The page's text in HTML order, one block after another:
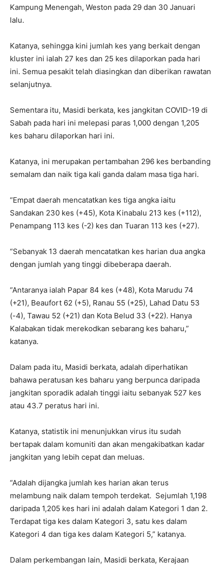
Kampung Menengah, Weston pada 29 dan 30 Januari
lalu.
Katanya, sehingga kini jumlah kes yang berkait dengan
kluster ini ialah 27 kes dan 25 kes dilaporkan pada hari
ini. Semua pesakit telah diasingkan dan diberikan rawatan
selanjutnya.
Sementara itu, Masidi berkata, kes jangkitan COVID-19 di
Sabah pada hari ini melepasi paras 1,000 dengan 1,205
kes baharu dilaporkan hari ini.
Katanya, ini merupakan pertambahan 296 kes berbanding
semalam dan naik tiga kali ganda dalam masa tiga hari.
“Empat daerah mencatatkan kes tiga angka iaitu
Sandakan 230 kes (+45), Kota Kinabalu 213 kes (+112),
Penampang 113 kes (-2) kes dan Tuaran 113 kes (+27).
“Sebanyak 13 daerah mencatatkan kes harian dua angka
dengan jumlah yang tinggi dibeberapa daerah.
“Antaranya ialah Papar 84 kes (+48), Kota Marudu 74
(+21), Beaufort 62 (+5), Ranau 55 (+25), Lahad Datu 53
(-4), Tawau 52 (+21) dan Kota Belud 33 (+22). Hanya
Kalabakan tidak merekodkan sebarang kes baharu,”
katanya.
Dalam pada itu, Masidi berkata, adalah diperhatikan
bahawa peratusan kes baharu yang berpunca daripada
jangkitan sporadik adalah tinggi iaitu sebanyak 527 kes
atau 43.7 peratus hari ini.
Katanya, statistik ini menunjukkan virus itu sudah
bertapak dalam komuniti dan akan mengakibatkan kadar
jangkitan yang lebih cepat dan meluas.
“Adalah dijangka jumlah kes harian akan terus
melambung naik dalam tempoh terdekat. Sejumlah 1,198
daripada 1,205 kes hari ini adalah dalam Kategori 1 dan 2.
Terdapat tiga kes dalam Kategori 3, satu kes dalam
Kategori 4 dan tiga kes dalam Kategori 5,” katanya.
Dalam perkembangan lain, Masidi berkata, Kerajaan